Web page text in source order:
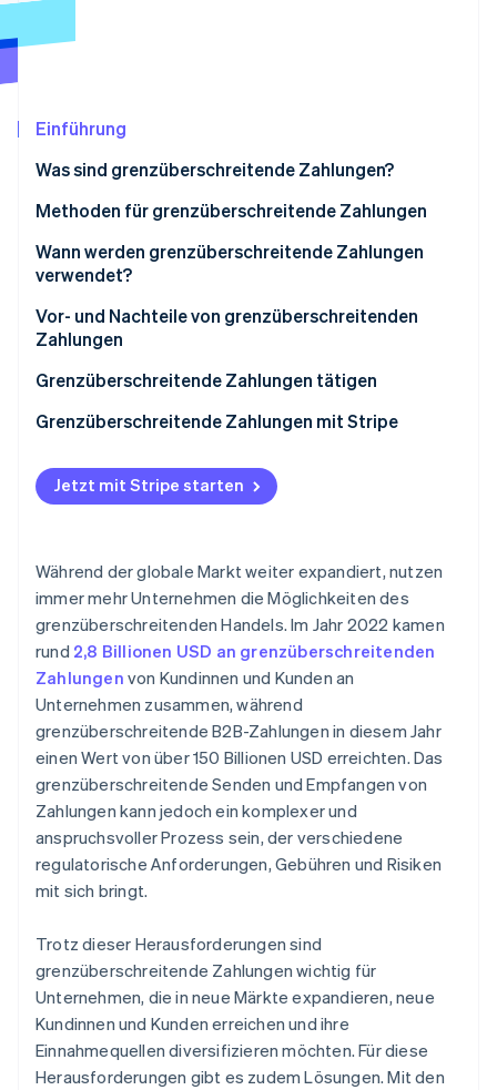
Betrugsprävention
Atlas
Online-Identitätsprüfung
Erfahren Sie, wie Stripe Lösungen für die
Einführung
Was sind grenzüberschreitende Zahlungen?
Methoden für grenzüberschreitende Zahlungen
Wann werden grenzüberschreitende Zahlungen
verwendet?
Vor- und Nachteile von grenzüberschreitenden
Zahlungen
Grenzüberschreitende Zahlungen tätigen
1. Wählen Sie eine Zahlungsmethode
2. Prüfen Sie den Wechselkurs
3. Geben Sie die Empfängerdaten an
5. Senden Sie die Zahlung
6. Verfolgen Sie die Zahlung
Grenzüberschreitende Zahlungen mit Stripe
Jetzt mit Stripe starten
Während der globale Markt weiter expandiert, nutzen
immer mehr Unternehmen die Möglichkeiten des
grenzüberschreitenden Handels. Im Jahr 2022 kamen
rund 2,8 Billionen USD an grenzüberschreitenden
Zahlungen von Kundinnen und Kunden an
Unternehmen zusammen, während
grenzüberschreitende B2B-Zahlungen in diesem Jahr
einen Wert von über 150 Billionen USD erreichten. Das
grenzüberschreitende Senden und Empfangen von
Zahlungen kann jedoch ein komplexer und
anspruchsvoller Prozess sein, der verschiedene
regulatorische Anforderungen, Gebühren und Risiken
mit sich bringt.
Trotz dieser Herausforderungen sind
grenzüberschreitende Zahlungen wichtig für
Unternehmen, die in neue Märkte expandieren, neue
Kundinnen und Kunden erreichen und ihre
Einnahmequellen diversifizieren möchten. Für diese
Herausforderungen gibt es zudem Lösungen. Mit den